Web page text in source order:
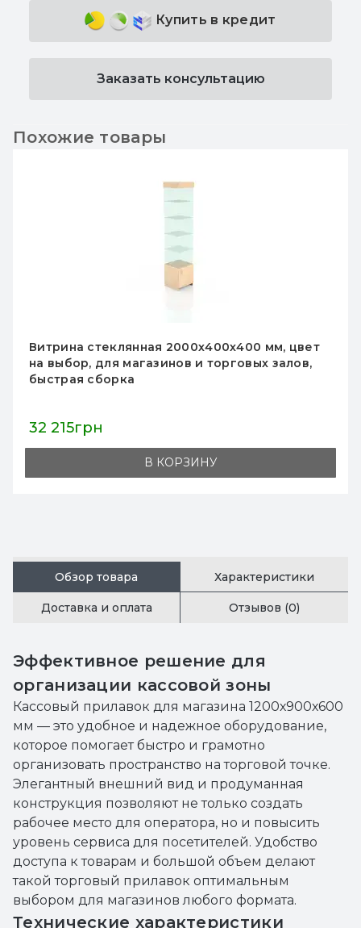
Купить в кредит
Заказать консультацию
Похожие товары
Книжный стеллаж из ДСП 2000х900х400 мм,
без тумбы, цвет на выбор, для дома и офиса,
вместительный, быстрое изготовление
15 564грн
В КОРЗИНУ
Обзор товара Характеристики
Доставка и оплата Отзывов (0)
Эффективное решение для
организации кассовой зоны
Кассовый прилавок для магазина 1200х900х600
мм — это удобное и надежное оборудование,
которое помогает быстро и грамотно
организовать пространство на торговой точке.
Элегантный внешний вид и продуманная
конструкция позволяют не только создать
рабочее место для оператора, но и повысить
уровень сервиса для посетителей. Удобство
доступа к товарам и большой объем делают
такой торговый прилавок оптимальным
выбором для магазинов любого формата.
Технические характеристики